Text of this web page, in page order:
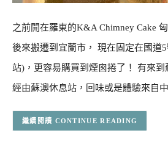
之前開在羅東的K&A Chimney Cake
後來搬遷到宜蘭市， 現在固定在國道
站)，更容易購買到煙囪捲了！ 有來
經由蘇澳休息站，回味或是體驗來自
CONTINUE READING